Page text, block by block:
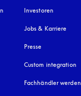
neuen Tab
in einem neuen Tab
Investoren
Jobs & Karriere
Presse
Custom integration
Fachhändler werden